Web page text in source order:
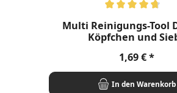
Multi Reinigungs-Tool
Köpfchen und
Regulärer
1,69 €
In den Warenkorb